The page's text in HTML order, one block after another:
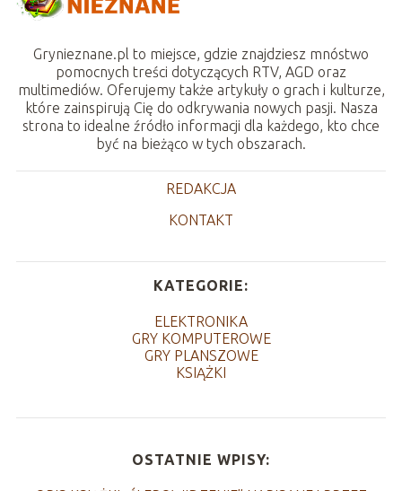
Grynieznane.pl to miejsce, gdzie znajdziesz mnóstwo
pomocnych treści dotyczących RTV, AGD oraz
multimediów. Oferujemy także artykuły o grach i kulturze,
które zainspirują Cię do odkrywania nowych pasji. Nasza
strona to idealne źródło informacji dla każdego, kto chce
być na bieżąco w tych obszarach.
REDAKCJA
KONTAKT
KATEGORIE:
ELEKTRONIKA
GRY KOMPUTEROWE
GRY PLANSZOWE
KSIĄŻKI
OSTATNIE WPISY: